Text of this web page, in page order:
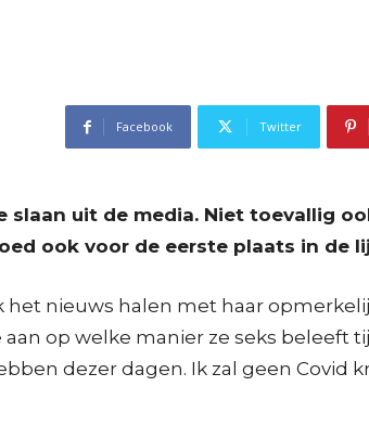
Facebook Twitter
slaan uit de media. Niet toevallig
ook voor de eerste plaats in de
nieuws halen met haar
aan op welke manier ze seks beleeft
dezer dagen. Ik zal geen Covid